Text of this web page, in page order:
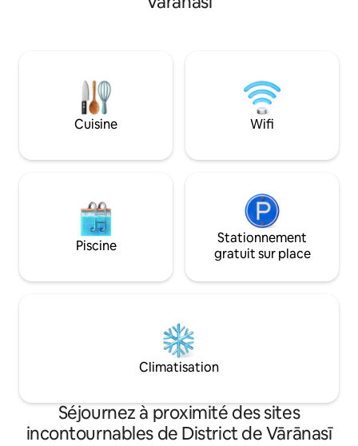
parfait. L'intérieur dispose d'une
mémorable. Qu'il s'agisse d'un voyageur
en solo, d'un couple ou d'un groupe
d'amis, cet Airbnb offre une expérience
extraordinaire dans la riche culture de
confortable Profitez de votre séjour
confortable.
Cuisine Wifi
Piscine
Stationnement
gratuit sur place
Climatisation
Séjournez à proximité des sites
incontournables de District de Vārānasī